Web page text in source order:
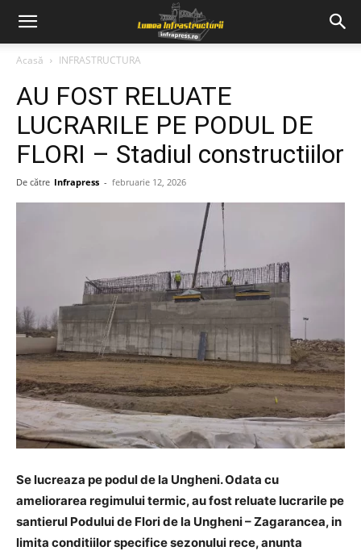
Acasă INFRASTRUCTURA
AU FOST RELUATE
LUCRARILE PE PODUL DE
FLORI – Stadiul constructiilor
De către Infrapress - februarie 12, 2026
Se lucreaza pe podul de la Ungheni. Odata cu
ameliorarea regimului termic, au fost reluate lucrarile pe
santierul Podului de Flori de la Ungheni – Zagarancea, in
limita conditiilor specifice sezonului rece, anunta